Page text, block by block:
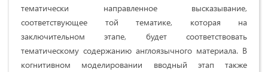
тематически направленное высказывание,
соответствующее той тематике, которая на
заключительном этапе, будет соответствовать
тематическому содержанию англоязычного материала. В
когнитивном моделировании вводный этап также